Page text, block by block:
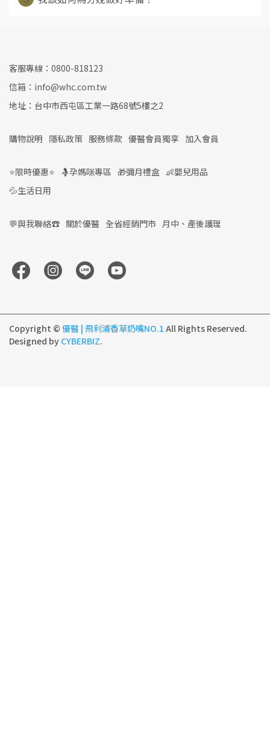
客服專線：0800-818123
信箱：info@whc.com.tw
地址：台中市西屯區工業一路68號5樓之2
購物說明 隱私政策 服務條款 優醫會員獨享 加入會員
⭐限時優惠⭐ 🤱孕媽咪專區 🎁彌月禮盒 👶嬰兒用品
💦生活日用
💬與我聯絡☎️ 關於優醫 全省經銷門市 月中、產後護理
Copyright © 優醫 | 飛利浦香草奶嘴NO.1 All Rights Reserved.
Designed by CYBERBIZ.